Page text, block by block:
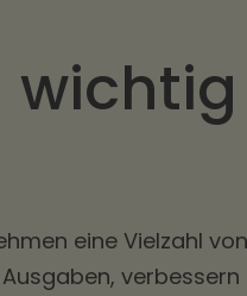
wichtig
eine Vielzahl von
verbessern